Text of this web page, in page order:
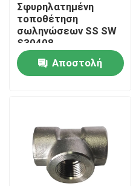
Σφυρηλατημένη
τοποθέτηση
σωληνώσεων SS SW
S30408
κοχλιοτομημένη
9000LBΑποστολή